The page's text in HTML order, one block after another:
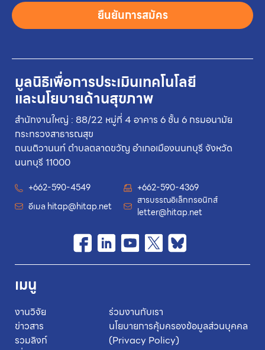
มูลนิธิเพื่อการประเมินเทคโนโลยี
และนโยบายด้านสุขภาพ
สำนักงานใหญ่ : 88/22 หมู่ที่ 4 อาคาร 6 ชั้น 6 กรมอนามัย
กระทรวงสาธารณสุข
ถนนติวานนท์ ตำบลตลาดขวัญ อำเภอเมืองนนทบุรี จังหวัด
นนทบุรี 11000
+662-590-4549
+662-590-4369
อีเมล hitap@hitap.net
สารบรรณอิเล็กทรอนิกส์
letter@hitap.net
เมนู
งานวิจัย
ข่าวสาร
รวมลิงก์
ร่วมงานกับเรา
นโยบายการคุ้มครองข้อมูลส่วนบุคคล
(Privacy Policy)
ยืนยันการสมัคร